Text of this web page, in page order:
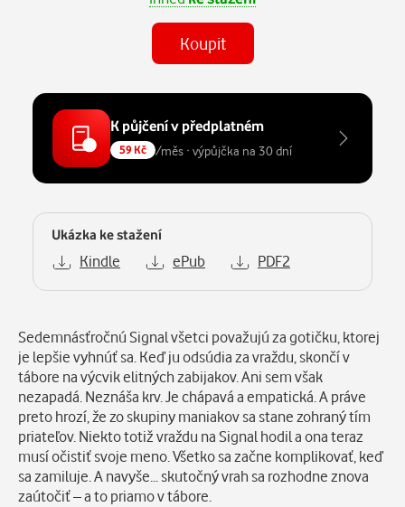
Koupit
K půjčení v předplatném
59 Kč /měs · výpůjčka na 30 dní
Ukázka ke stažení
Kindle ePub PDF2
Popis
Sedemnásťročnú Signal všetci považujú za gotičku, ktorej
je lepšie vyhnúť sa. Keď ju odsúdia za vraždu, skončí v
tábore na výcvik elitných zabijakov. Ani sem však
nezapadá. Neznáša krv. Je chápavá a empatická. A práve
preto hrozí, že zo skupiny maniakov sa stane zohraný tím
priateľov. Niekto totiž vraždu na Signal hodil a ona teraz
musí očistiť svoje meno. Všetko sa začne komplikovať, keď
sa zamiluje. A navyše... skutočný vrah sa rozhodne znova
zaútočiť – a to priamo v tábore.